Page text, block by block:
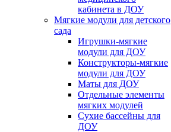
кабинета в ДОУ
Мягкие модули для детского
сада
Игрушки-мягкие
модули для ДОУ
Конструкторы-мягкие
модули для ДОУ
Маты для ДОУ
Отдельные элементы
мягких модулей
Сухие бассейны для
ДОУ